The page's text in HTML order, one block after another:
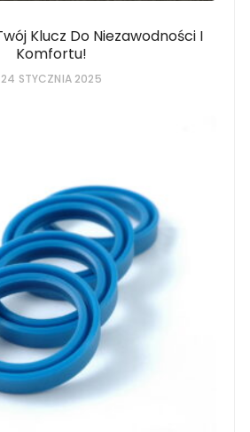
Klucz Do Niezawodności I
Komfortu!
24 STYCZNIA 2025